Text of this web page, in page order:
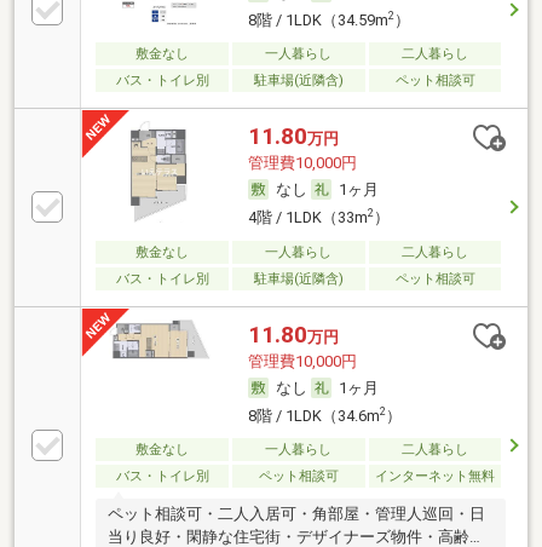
8階 / 1LDK（34.59m2）
敷金なし 一人暮らし
二人暮らし
バス・トイレ別
駐車場(近隣含) ペット相談可
11.80万円
管理費10,000円
なし
1ヶ月
4階 / 1LDK（33m2）
敷金なし 一人暮らし
二人暮らし
バス・トイレ別
駐車場(近隣含) ペット相談可
11.80万円
管理費10,000円
なし
1ヶ月
8階 / 1LDK（34.6m2）
敷金なし 一人暮らし
二人暮らし
バス・トイレ別
ペット相談可 インターネット無料
ペット相談可・二人入居可・角部屋・管理人巡回・日
当り良好・閑静な住宅街・デザイナーズ物件・高齢者